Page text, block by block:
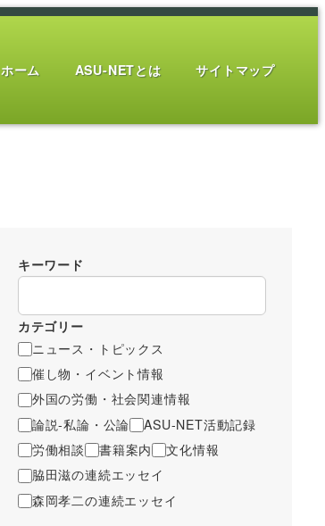
ホーム ASU-NETとは サイトマップ
キーワード
カテゴリー
ニュース・トピックス
催し物・イベント情報
外国の労働・社会関連情報
論説-私論・公論
ASU-NET活動記録
労働相談
書籍案内
文化情報
脇田滋の連続エッセイ
森岡孝二の連続エッセイ